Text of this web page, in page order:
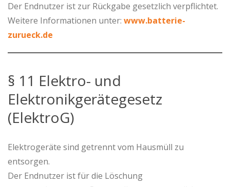
Der Endnutzer ist zur Rückgabe gesetzlich verpflichtet.
Weitere Informationen unter: www.batterie-
zurueck.de
§ 11 Elektro- und
Elektronikgerätegesetz
(ElektroG)
Elektrogeräte sind getrennt vom Hausmüll zu
entsorgen.
Der Endnutzer ist für die Löschung